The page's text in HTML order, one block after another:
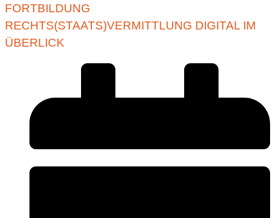
FORTBILDUNG
RECHTS(STAATS)VERMITTLUNG DIGITAL IM
ÜBERLICK